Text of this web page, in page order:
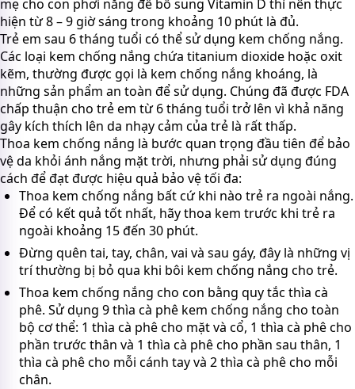
mẹ cho con phơi nắng để bổ sung Vitamin D thì nên thực
hiện từ 8 – 9 giờ sáng trong khoảng 10 phút là đủ.
Trẻ em sau 6 tháng tuổi có thể sử dụng kem chống nắng.
Các loại kem chống nắng chứa titanium dioxide hoặc oxit
kẽm, thường được gọi là kem chống nắng khoáng, là
những sản phẩm an toàn để sử dụng. Chúng đã được FDA
chấp thuận cho trẻ em từ 6 tháng tuổi trở lên vì khả năng
gây kích thích lên da nhạy cảm của trẻ là rất thấp.
Thoa kem chống nắng là bước quan trọng đầu tiên để bảo
vệ da khỏi ánh nắng mặt trời, nhưng phải sử dụng đúng
cách để đạt được hiệu quả bảo vệ tối đa:
Thoa kem chống nắng bất cứ khi nào trẻ ra ngoài nắng.
Để có kết quả tốt nhất, hãy thoa kem trước khi trẻ ra
ngoài khoảng 15 đến 30 phút.
Đừng quên tai, tay, chân, vai và sau gáy, đây là những vị
trí thường bị bỏ qua khi bôi kem chống nắng cho trẻ.
Thoa kem chống nắng cho con bằng quy tắc thìa cà
phê. Sử dụng 9 thìa cà phê kem chống nắng cho toàn
bộ cơ thể: 1 thìa cà phê cho mặt và cổ, 1 thìa cà phê cho
phần trước thân và 1 thìa cà phê cho phần sau thân, 1
thìa cà phê cho mỗi cánh tay và 2 thìa cà phê cho mỗi
chân.